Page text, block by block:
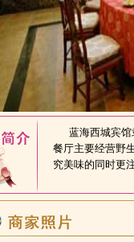
蓝海西城宾馆
餐厅主要经营野
究美味的同时更